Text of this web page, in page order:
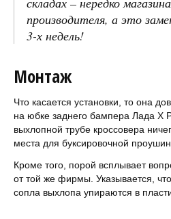
производителя, а это
3-х недель!
Монтаж
Что касается установки, то она
на юбке заднего бампера Лада Х
выхлопной трубе кроссовера
места для буксировочной
Кроме того, порой всплывает
от той же фирмы. Указывается,
сопла выхлопа упираются в